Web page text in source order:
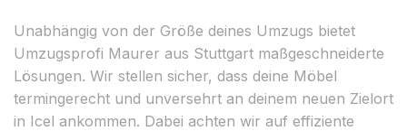
Unabhängig von der Größe deines Umzugs bietet
Umzugsprofi Maurer aus Stuttgart maßgeschneiderte
Lösungen. Wir stellen sicher, dass deine Möbel
termingerecht und unversehrt an deinem neuen Zielort
in Icel ankommen. Dabei achten wir auf effiziente